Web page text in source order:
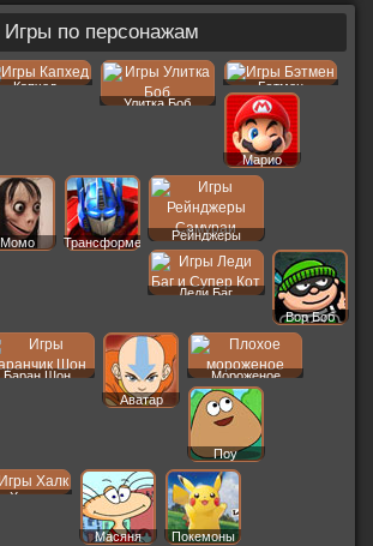
Игры по персонажам
Капхед
Улитка Боб
Бэтмен
Марио
Момо
Трансформеры
Рейнджеры
Леди Баг
Вор Боб
Баран Шон
Аватар
Мороженое
Поу
Халк
Масяня Покемоны